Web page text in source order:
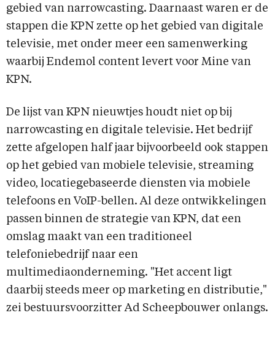
gebied van narrowcasting. Daarnaast waren er de
stappen die KPN zette op het gebied van digitale
televisie, met onder meer een samenwerking
waarbij Endemol content levert voor Mine van
KPN.
De lijst van KPN nieuwtjes houdt niet op bij
narrowcasting en digitale televisie. Het bedrijf
zette afgelopen half jaar bijvoorbeeld ook stappen
op het gebied van mobiele televisie, streaming
video, locatiegebaseerde diensten via mobiele
telefoons en VoIP-bellen. Al deze ontwikkelingen
passen binnen de strategie van KPN, dat een
omslag maakt van een traditioneel
telefoniebedrijf naar een
multimediaonderneming. "Het accent ligt
daarbij steeds meer op marketing en distributie,"
zei bestuursvoorzitter Ad Scheepbouwer onlangs.